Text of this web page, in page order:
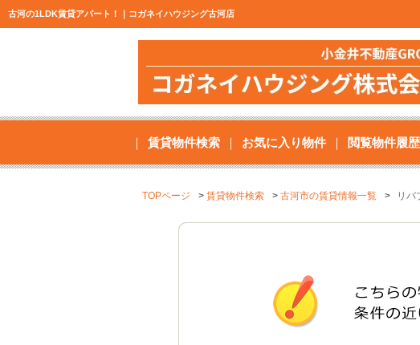
古河の1LDK賃貸アパート！｜コガネイハウジング古河店
賃貸物件検索 お気に入り物件 閲覧物件履歴
TOPページ 賃貸物件検索 古河市の賃貸情報一覧 リバ